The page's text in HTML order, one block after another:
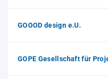
GOOOD design e.U.
GOPE Gesellschaft für